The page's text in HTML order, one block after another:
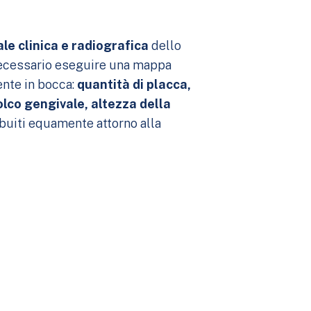
clinica e radiografica dello
eseguire una mappa
in bocca: quantità di placca,
gengivale, altezza della
equamente attorno alla